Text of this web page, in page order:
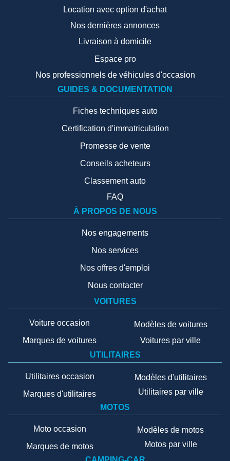
Location avec option d'achat
Nos dernières annonces
Livraison à domicile
Espace pro
Nos professionnels de véhicules d'occasion
GUIDES & DOCUMENTATION
Fiches techniques auto
Certification d'immatriculation
Promesse de vente
Conseils acheteurs
Classement auto
FAQ
À PROPOS DE NOUS
Nos engagements
Nos services
Nos offres d'emploi
Nous contacter
VOITURES
Voiture occasion
Marques de voitures
Modèles de voitures
Voitures par ville
UTILITAIRES
Utilitaires occasion
Marques d'utilitaires
Modèles d'utilitaires
Utilitaires par ville
MOTOS
Moto occasion
Marques de motos
Modèles de motos
Motos par ville